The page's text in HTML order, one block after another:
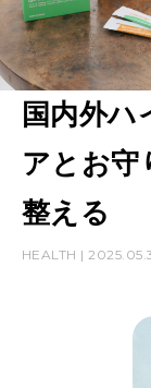
国内外
アとお守
整える
HEALTH |